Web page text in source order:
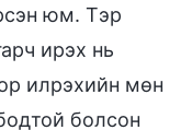
юм. Тэр
ирэх нь
илрэхийн мөн
болсон